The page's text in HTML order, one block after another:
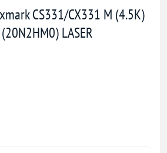
CS331/CX331 M (4.5K)
LASER